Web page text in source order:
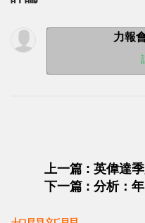
力報
上一篇 : 英偉達
下一篇 : 分析：